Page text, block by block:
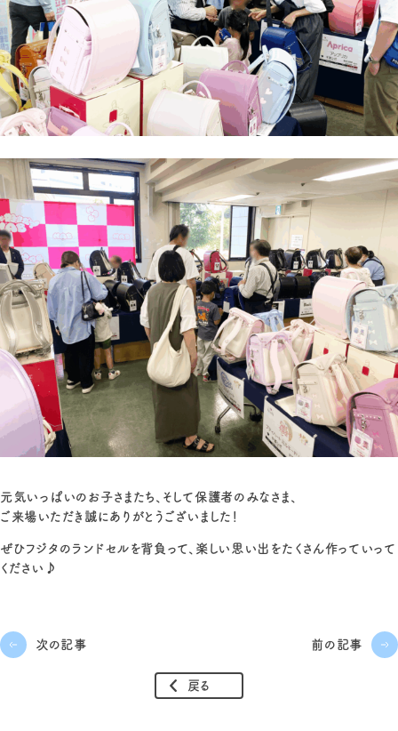
元気いっぱいのお子さまたち、そして保護者のみなさま、
ご来場いただき誠にありがとうございました！
ぜひフジタのランドセルを背負って、楽しい思い出をたくさん作っていって
ください♪
次の記事 前の記事
戻る